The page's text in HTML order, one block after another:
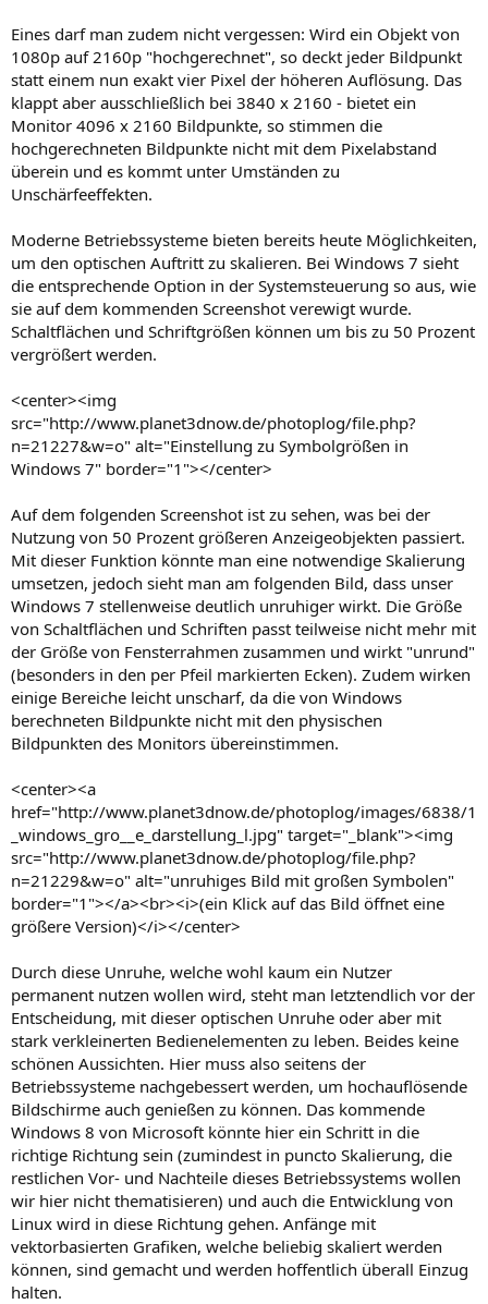
Eines darf man zudem nicht vergessen: Wird ein Objekt von
1080p auf 2160p "hochgerechnet", so deckt jeder Bildpunkt
statt einem nun exakt vier Pixel der höheren Auflösung. Das
klappt aber ausschließlich bei 3840 x 2160 - bietet ein
Monitor 4096 x 2160 Bildpunkte, so stimmen die
hochgerechneten Bildpunkte nicht mit dem Pixelabstand
überein und es kommt unter Umständen zu
Unschärfeeffekten.
Moderne Betriebssysteme bieten bereits heute Möglichkeiten,
um den optischen Auftritt zu skalieren. Bei Windows 7 sieht
die entsprechende Option in der Systemsteuerung so aus, wie
sie auf dem kommenden Screenshot verewigt wurde.
Schaltflächen und Schriftgrößen können um bis zu 50 Prozent
vergrößert werden.
<center><img
src="http://www.planet3dnow.de/photoplog/file.php?
n=21227&w=o" alt="Einstellung zu Symbolgrößen in
Windows 7" border="1"></center>
Auf dem folgenden Screenshot ist zu sehen, was bei der
Nutzung von 50 Prozent größeren Anzeigeobjekten passiert.
Mit dieser Funktion könnte man eine notwendige Skalierung
umsetzen, jedoch sieht man am folgenden Bild, dass unser
Windows 7 stellenweise deutlich unruhiger wirkt. Die Größe
von Schaltflächen und Schriften passt teilweise nicht mehr mit
der Größe von Fensterrahmen zusammen und wirkt "unrund"
(besonders in den per Pfeil markierten Ecken). Zudem wirken
einige Bereiche leicht unscharf, da die von Windows
berechneten Bildpunkte nicht mit den physischen
Bildpunkten des Monitors übereinstimmen.
<center><a
href="http://www.planet3dnow.de/photoplog/images/6838/1
_windows_gro__e_darstellung_l.jpg" target="_blank"><img
src="http://www.planet3dnow.de/photoplog/file.php?
n=21229&w=o" alt="unruhiges Bild mit großen Symbolen"
border="1"></a><br><i>(ein Klick auf das Bild öffnet eine
größere Version)</i></center>
Durch diese Unruhe, welche wohl kaum ein Nutzer
permanent nutzen wollen wird, steht man letztendlich vor der
Entscheidung, mit dieser optischen Unruhe oder aber mit
stark verkleinerten Bedienelementen zu leben. Beides keine
schönen Aussichten. Hier muss also seitens der
Betriebssysteme nachgebessert werden, um hochauflösende
Bildschirme auch genießen zu können. Das kommende
Windows 8 von Microsoft könnte hier ein Schritt in die
richtige Richtung sein (zumindest in puncto Skalierung, die
restlichen Vor- und Nachteile dieses Betriebssystems wollen
wir hier nicht thematisieren) und auch die Entwicklung von
Linux wird in diese Richtung gehen. Anfänge mit
vektorbasierten Grafiken, welche beliebig skaliert werden
können, sind gemacht und werden hoffentlich überall Einzug
halten.